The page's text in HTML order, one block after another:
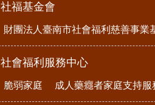
社福基金會
財團法人臺南市社會福利慈善事業
社會福利服務中心
脆弱家庭 成人藥癮者家庭支持服